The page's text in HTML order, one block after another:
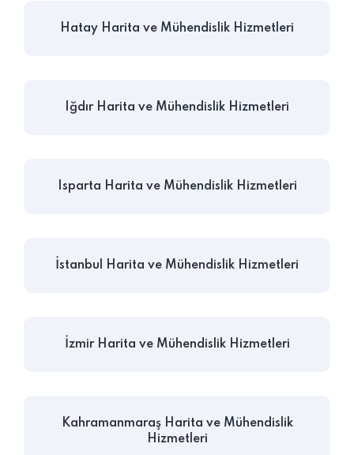
Hatay Harita ve Mühendislik Hizmetleri
Iğdır Harita ve Mühendislik Hizmetleri
Isparta Harita ve Mühendislik Hizmetleri
İstanbul Harita ve Mühendislik Hizmetleri
İzmir Harita ve Mühendislik Hizmetleri
Kahramanmaraş Harita ve Mühendislik
Hizmetleri